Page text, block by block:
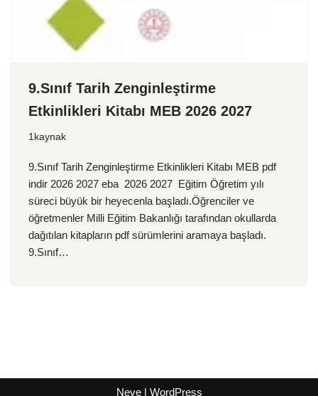
9.Sınıf Tarih Zenginleştirme
Etkinlikleri Kitabı MEB 2026 2027
1kaynak
9.Sınıf Tarih Zenginleştirme Etkinlikleri Kitabı MEB pdf
indir 2026 2027 eba 2026 2027 Eğitim Öğretim yılı
süreci büyük bir heyecenla başladı.Öğrenciler ve
öğretmenler Milli Eğitim Bakanlığı tarafından okullarda
dağıtılan kitapların pdf sürümlerini aramaya başladı.
9.Sınıf…
Neve| WordPress